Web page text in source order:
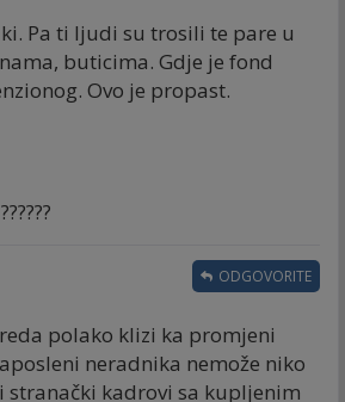
Pa ti ljudi su trosili te pare u
buticima. Gdje je fond
Ovo je propast.
polako klizi ka promjeni
neradnika nemože niko
stranački kadrovi sa kupljenim
ODGOVORITE